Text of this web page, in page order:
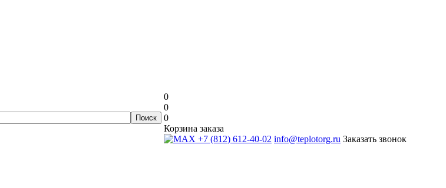
0
0
0
Корзина заказа
+7 (812) 612-40-02 info@teplotorg.ru Заказать звонок